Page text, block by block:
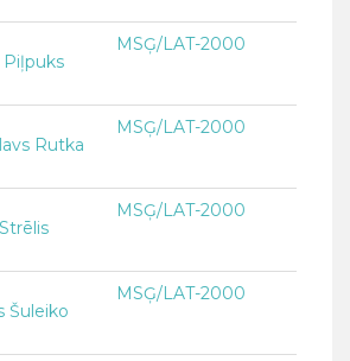
Piļpuks
MSĢ/LAT-2000
Rutka
MSĢ/LAT-2000
MSĢ/LAT-2000
Šuleiko
MSĢ/LAT-2000